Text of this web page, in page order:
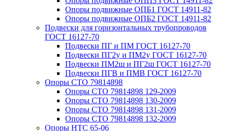
Опоры подвижные ОПБ1 ГОСТ 14911-82
Опоры подвижные ОПБ2 ГОСТ 14911-82
Подвески для горизонтальных трубопроводов
ГОСТ 16127-70
Подвески ПГ и ПМ ГОСТ 16127-70
Подвески ПГ2у и ПМ2у ГОСТ 16127-70
Подвески ПМ2ш и ПГ2ш ГОСТ 16127-70
Подвески ПГВ и ПМВ ГОСТ 16127-70
Опоры СТО 79814898
Опоры СТО 79814898 129-2009
Опоры СТО 79814898 130-2009
Опоры СТО 79814898 131-2009
Опоры СТО 79814898 132-2009
Опоры НТС 65-06